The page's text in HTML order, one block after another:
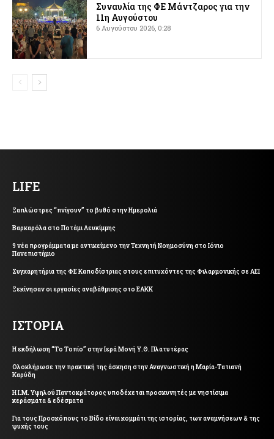
Συναυλία της ΦΕ Μάντζαρος για την
11η Αυγούστου
6 Αυγούστου 2026, 0:28
LIFE
Ξαπλώστρες “πνίγουν” το βυθό στην Ημερολιά
Βαρκαρόλα στο Ποτάμι Λευκίμμης
9 νέα προγράμματα με αντικείμενο την Τεχνητή Νοημοσύνη στο Ιόνιο
Πανεπιστήμιο
Συγχαρητήρια της ΦΕ Καποδίστριας στους επιτυχόντες της Φιλαρμονικής σε ΑΕΙ
Ξεκίνησαν οι εργασίες αναβάθμισης στο ΕΑΚΚ
ΙΣΤΟΡΙΑ
Η εκδήλωση “Το Τοπίο” στην Ιερά Μονή Υ.Θ. Πλατυτέρας
Ολοκλήρωσε την πρακτική της άσκηση στην Αναγνωστική η Μαρία-Τατιανή
Καρύδη
Η Ι.Μ. Υψηλού Παντοκράτορος υποδέχεται προσκυνητές με νηστίσιμα
κεράσματα & εδέσματα
Για τους Προσκόπους το Βίδο είναι κομμάτι της ιστορίας, των αναμνήσεων & της
ψυχής τους